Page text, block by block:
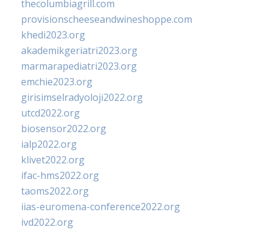
thecolumbiagrill.com
provisionscheeseandwineshoppe.com
khedi2023.org
akademikgeriatri2023.org
marmarapediatri2023.org
emchie2023.org
girisimselradyoloji2022.org
utcd2022.org
biosensor2022.org
ialp2022.org
klivet2022.org
ifac-hms2022.org
taoms2022.org
iias-euromena-conference2022.org
ivd2022.org